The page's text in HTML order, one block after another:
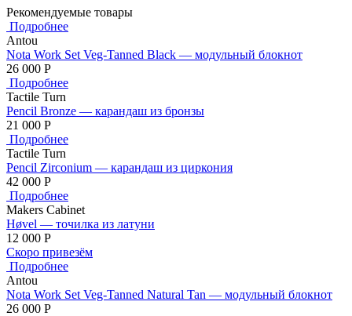
Рекомендуемые товары
Подробнее
Antou
Nota Work Set Veg-Tanned Black — модульный блокнот
26 000 Р
Подробнее
Tactile Turn
Pencil Bronze — карандаш из бронзы
21 000 Р
Подробнее
Tactile Turn
Pencil Zirconium — карандаш из циркония
42 000 Р
Подробнее
Makers Cabinet
Høvel — точилка из латуни
12 000 Р
Скоро привезём
Подробнее
Antou
Nota Work Set Veg-Tanned Natural Tan — модульный блокнот
26 000 Р